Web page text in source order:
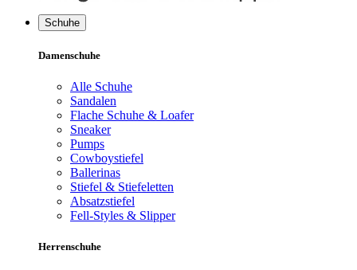
Schuhe
Damenschuhe
Alle Schuhe
Sandalen
Flache Schuhe & Loafer
Sneaker
Pumps
Cowboystiefel
Ballerinas
Stiefel & Stiefeletten
Absatzstiefel
Fell-Styles & Slipper
Herrenschuhe